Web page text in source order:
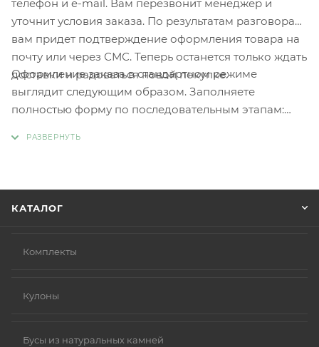
телефон и e-mail. Вам перезвонит менеджер и
уточнит условия заказа. По результатам разговора
вам придет подтверждение оформления товара на
почту или через СМС. Теперь останется только ждать
доставки и радоваться новой покупке.
Оформление заказа в стандартном режиме
выглядит следующим образом. Заполняете
полностью форму по последовательным этапам:
КАТАЛОГ
Комплекты
Кулоны
Бусы из натуральных камней